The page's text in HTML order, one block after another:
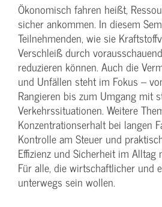
Ökonomisch fahren heißt,
sicher ankommen. In diesem
Teilnehmenden, wie sie
Verschleiß durch
reduzieren können. Auch die
und Unfällen steht im Fokus –
Rangieren bis zum Umgang mit
Verkehrssituationen. Weitere
Konzentrationserhalt bei langen
Kontrolle am Steuer und
Effizienz und Sicherheit im
Für alle, die wirtschaftlicher und
unterwegs sein wollen.